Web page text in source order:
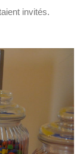
invités.